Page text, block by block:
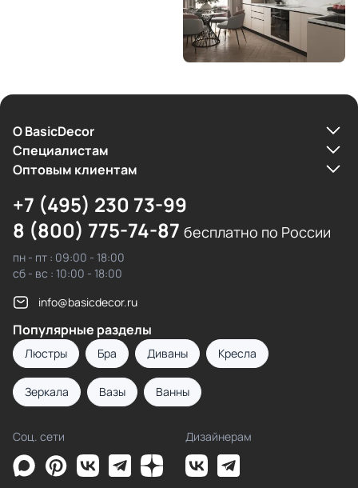
О BasicDecor
Cпециалистам
Оптовым клиентам
+7 (495) 230 73-99
8 (800) 775-74-87 бесплатно по России
пн - пт : 09:00 - 18:00
сб - вс : 10:00 - 18:00
info@basicdecor.ru
Популярные разделы
Люстры Бра Диваны Кресла
Зеркала Вазы Ванны
Соц. сети Дизайнерам